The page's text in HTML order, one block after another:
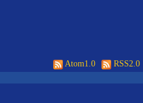
RSS2.0
Atom1.0